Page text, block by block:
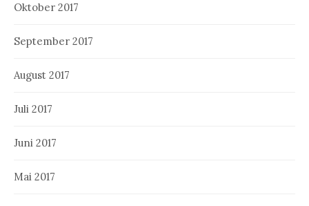
Oktober 2017
September 2017
August 2017
Juli 2017
Juni 2017
Mai 2017